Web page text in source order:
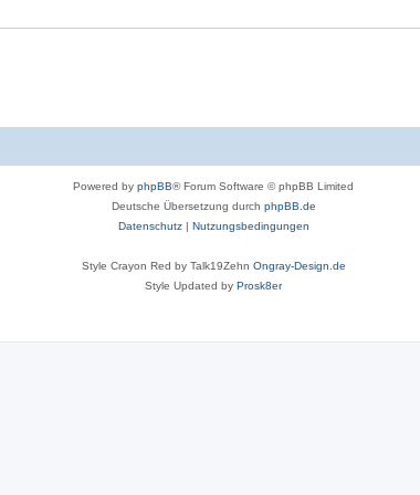
Powered by phpBB® Forum Software © phpBB Limited
Deutsche Übersetzung durch phpBB.de
Datenschutz| Nutzungsbedingungen
Style Crayon Red by Talk19Zehn Ongray-Design.de
Style Updated by Prosk8er